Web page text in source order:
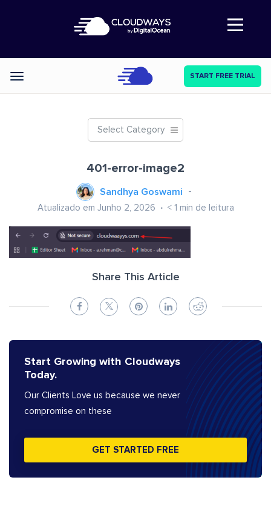
Abre a navegação
Categories START FREE TRIAL
Select Category
401-error-image2
Sandhya Goswami
Atualizado em Junho 2, 2026 < 1 min de leitura
Share This Article
Start Growing with Cloudways
Today.
Our Clients Love us because we never
compromise on these
GET STARTED FREE